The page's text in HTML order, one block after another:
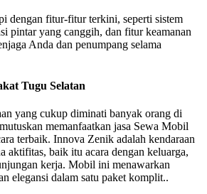
dengan fitur-fitur terkini, seperti sistem
pintar yang canggih, dan fitur keamanan
Anda dan penumpang selama
Tugu Selatan
yang cukup diminati banyak orang di
memanfaatkan jasa Sewa Mobil
terbaik. Innova Zenik adalah kendaraan
aktifitas, baik itu acara dengan keluarga,
kerja. Mobil ini menawarkan
elegansi dalam satu paket komplit..